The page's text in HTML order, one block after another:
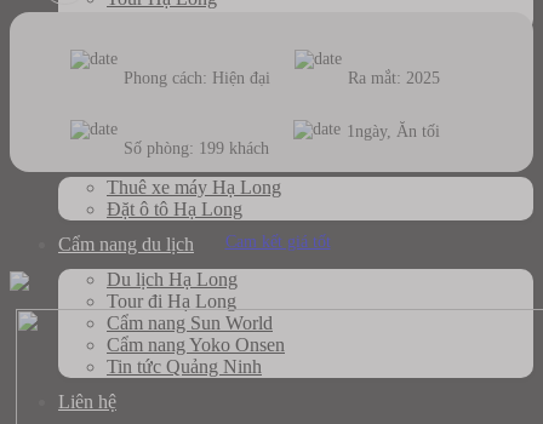
Sun World
Thuê xe máy Hạ Long
Đặt ô tô Hạ Long
Cẩm nang du lịch
Du lịch Hạ Long
Tour đi Hạ Long
Cẩm nang Sun World
Cẩm nang Yoko Onsen
Tin tức Quảng Ninh
Liên hệ
Phong cách: Hiện đại Ra mắt: 2025
Số phòng: 199 khách
1ngày, Ăn tối
Cam kết giá tốt